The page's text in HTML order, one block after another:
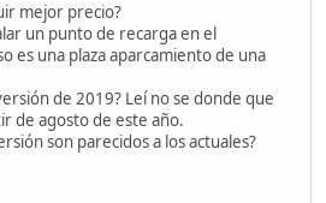
mejor precio?
un punto de recarga en el
es una plaza aparcamiento de una
de 2019? Leí no se donde que
de agosto de este año.
son parecidos a los actuales?